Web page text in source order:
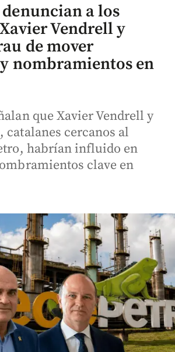
a los
Vendrell y
de mover
nombramientos en
que Xavier Vendrell y
catalanes cercanos al
habrían influido en
clave en